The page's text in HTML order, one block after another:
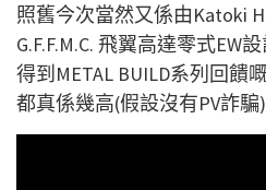
照舊今次當然又係由Katoki
G.F.F.M.C. 飛翼高達零式EW
得到METAL BUILD系列回饋
都真係幾高(假設沒有PV詐騙)